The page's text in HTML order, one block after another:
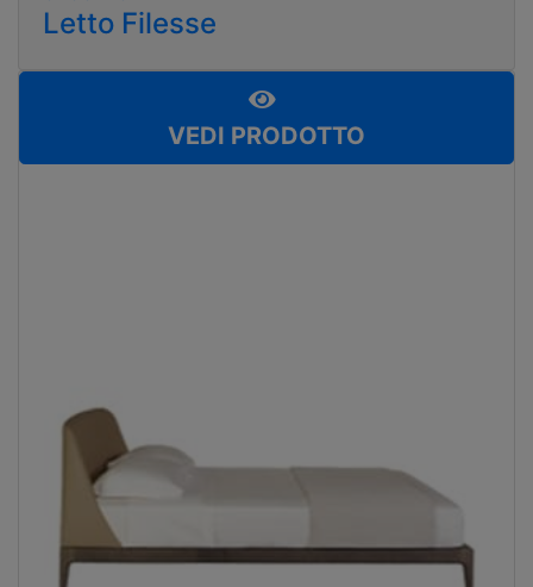
Letto Filesse
VEDI PRODOTTO